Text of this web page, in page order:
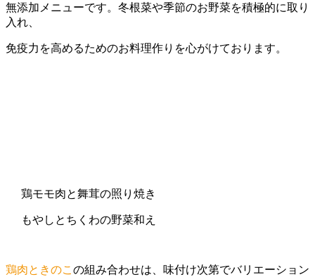
無添加メニューです。冬根菜や季節のお野菜を積極的に取り
入れ、
免疫力を高めるためのお料理作りを心がけております。
鶏モモ肉と舞茸の照り焼き
もやしとちくわの野菜和え
鶏肉ときのこ の組み合わせは、味付け次第でバリエーション